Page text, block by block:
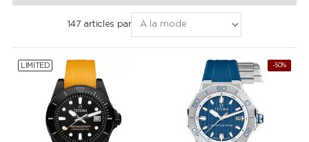
147 articles par
LIMITED -50%